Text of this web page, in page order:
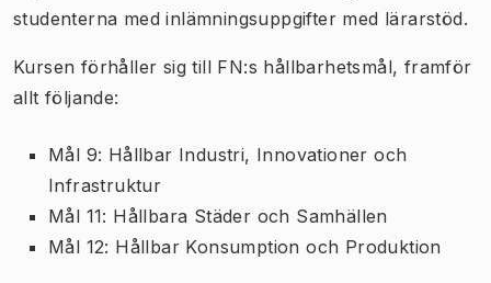
studenterna med inlämningsuppgifter med lärarstöd.
Kursen förhåller sig till FN:s hållbarhetsmål, framför
allt följande:
Mål 9: Hållbar Industri, Innovationer och
Infrastruktur
Mål 11: Hållbara Städer och Samhällen
Mål 12: Hållbar Konsumption och Produktion